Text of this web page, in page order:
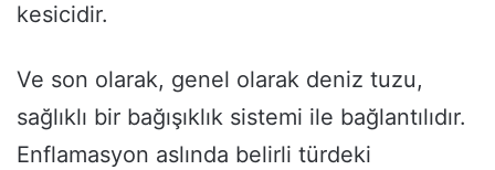
kesicidir.
Ve son olarak, genel olarak deniz tuzu,
sağlıklı bir bağışıklık sistemi ile bağlantılıdır.
Enflamasyon aslında belirli türdeki